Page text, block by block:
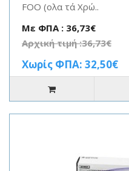
FOO (ολα τά Χρώ..
Με ΦΠΑ : 36,73€
Αρχική τιμή :36,73€
Χωρίς ΦΠΑ: 32,50€